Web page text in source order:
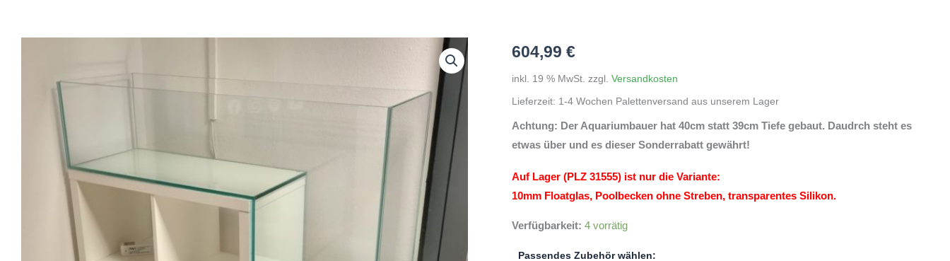
604,99€
inkl. 19 % MwSt. zzgl.Versandkosten
Lieferzeit: 1-4 Wochen Palettenversand aus unserem Lager
Achtung: Der Aquariumbauer hat 40cm statt 39cm Tiefe gebaut. Daudrch steht es
etwas über und es dieser Sonderrabatt gewährt!
Auf Lager (PLZ 31555) ist nur die Variante:
10mm Floatglas, Poolbecken ohne Streben, transparentes Silikon.
Verfügbarkeit: 4 vorrätig
Passendes Zubehör wählen: